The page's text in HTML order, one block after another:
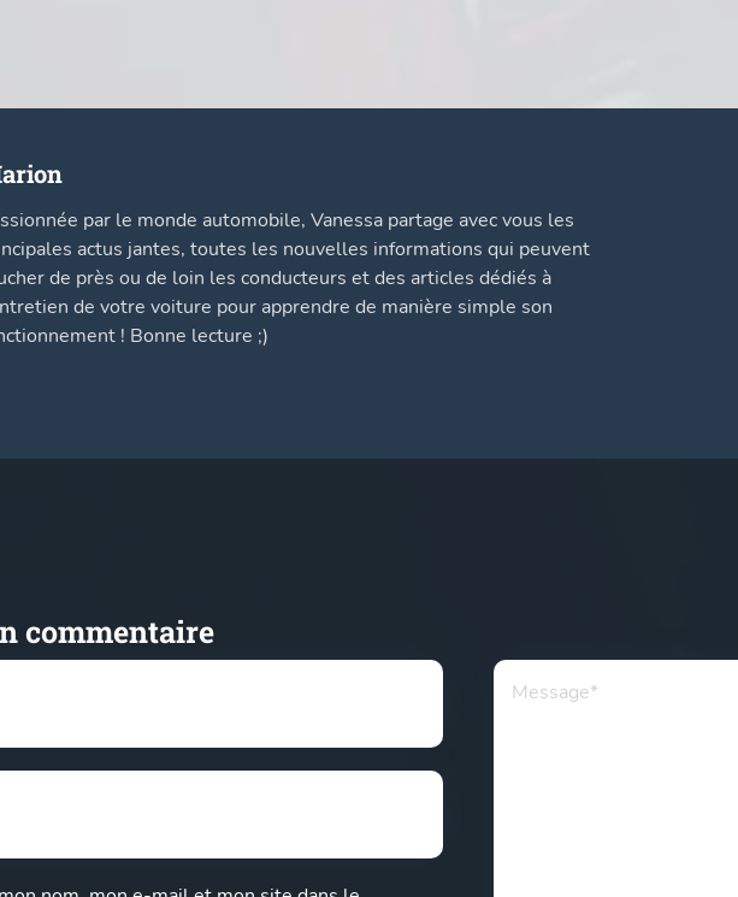
par le monde automobile, Vanessa partage avec vous les
actus jantes, toutes les nouvelles informations qui peuvent
de près ou de loin les conducteurs et des articles dédiés à
de votre voiture pour apprendre de manière simple son
! Bonne lecture ;)
commentaire